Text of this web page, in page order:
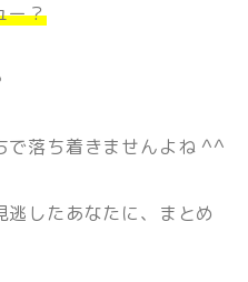
ー？
で落ち着きませんよね ^^
したあなたに、まとめ